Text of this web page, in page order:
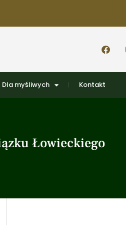
Dla myśliwych Kontakt
Łowieckiego